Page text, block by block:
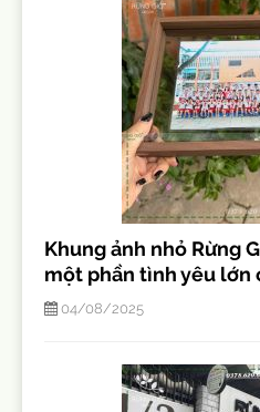
Khung ảnh nhỏ Rừng
một phần tình yêu lớn
04/08/2025